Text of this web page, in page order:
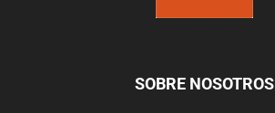
SOBRE NOSOTROS